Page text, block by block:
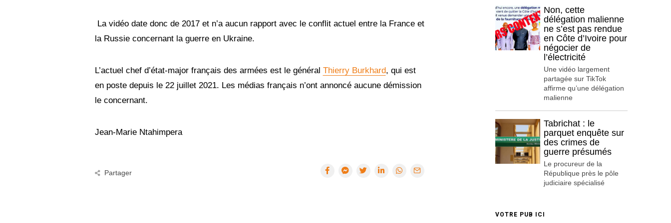
La vidéo date donc de 2017 et n’a aucun rapport avec le conflit actuel entre la France et
la Russie concernant la guerre en Ukraine.
L’actuel chef d’état-major français des armées est le général Thierry Burkhard, qui est
en poste depuis le 22 juillet 2021. Les médias français n’ont annoncé aucune démission
le concernant.
Jean-Marie Ntahimpera
Partager
Non, cette
délégation malienne
ne s’est pas rendue
en Côte d’Ivoire pour
négocier de
l’électricité
Une vidéo largement
partagée sur TikTok
affirme qu’une délégation
malienne
Tabrichat : le
parquet enquête sur
des crimes de
guerre présumés
Le procureur de la
République près le pôle
judiciaire spécialisé
VOTRE PUB ICI